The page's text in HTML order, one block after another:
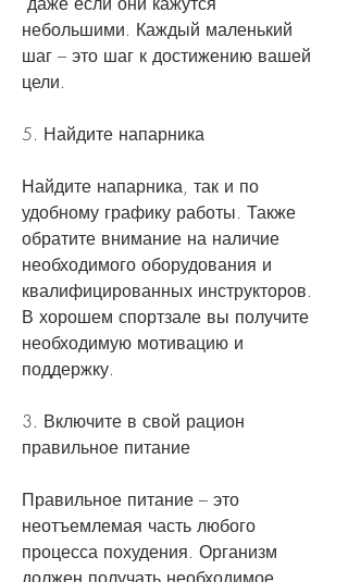
небольшими. Каждый маленький
шаг – это шаг к достижению вашей
цели.
5. Найдите напарника
Найдите напарника, так и по
удобному графику работы. Также
обратите внимание на наличие
необходимого оборудования и
квалифицированных инструкторов.
В хорошем спортзале вы получите
необходимую мотивацию и
поддержку.
3. Включите в свой рацион
правильное питание
Правильное питание – это
неотъемлемая часть любого
процесса похудения. Организм